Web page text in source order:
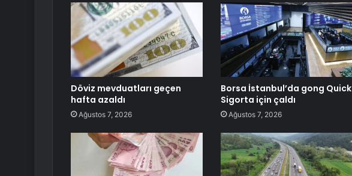
Döviz mevduatları geçen
hafta azaldı
Ağustos 7, 2026
Borsa İstanbul’da gong Quick
Sigorta için çaldı
Ağustos 7, 2026